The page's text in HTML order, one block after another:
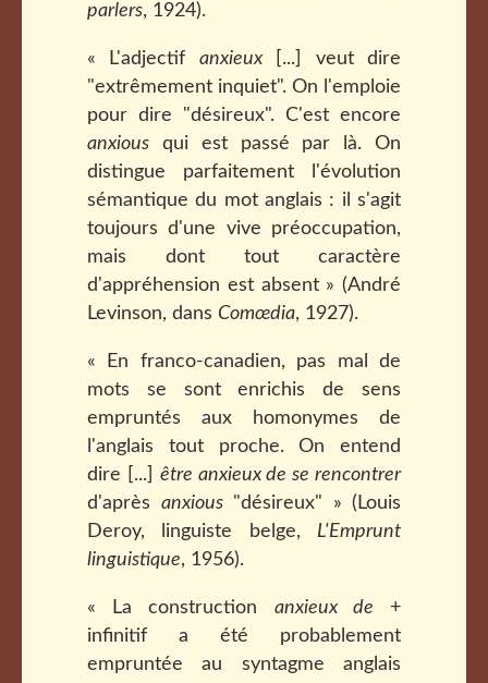
parlers, 1924).
« L'adjectif anxieux[...] veut dire
"extrêmement inquiet". On l'emploie
pour dire "désireux". C'est encore
anxious qui est passé par là. On
distingue parfaitement l'évolution
sémantique du mot anglais : il s'agit
toujours d'une vive préoccupation,
mais dont tout caractère
d'appréhension est absent » (André
Levinson, dans Comœdia, 1927).
« En franco-canadien, pas mal de
mots se sont enrichis de sens
empruntés aux homonymes de
l'anglais tout proche. On entend
dire [...] être anxieux de se rencontrer
d'après anxious"désireux" » (Louis
Deroy, linguiste belge, L'Emprunt
linguistique, 1956).
« La construction anxieux de +
infinitif a été probablement
empruntée au syntagme anglais